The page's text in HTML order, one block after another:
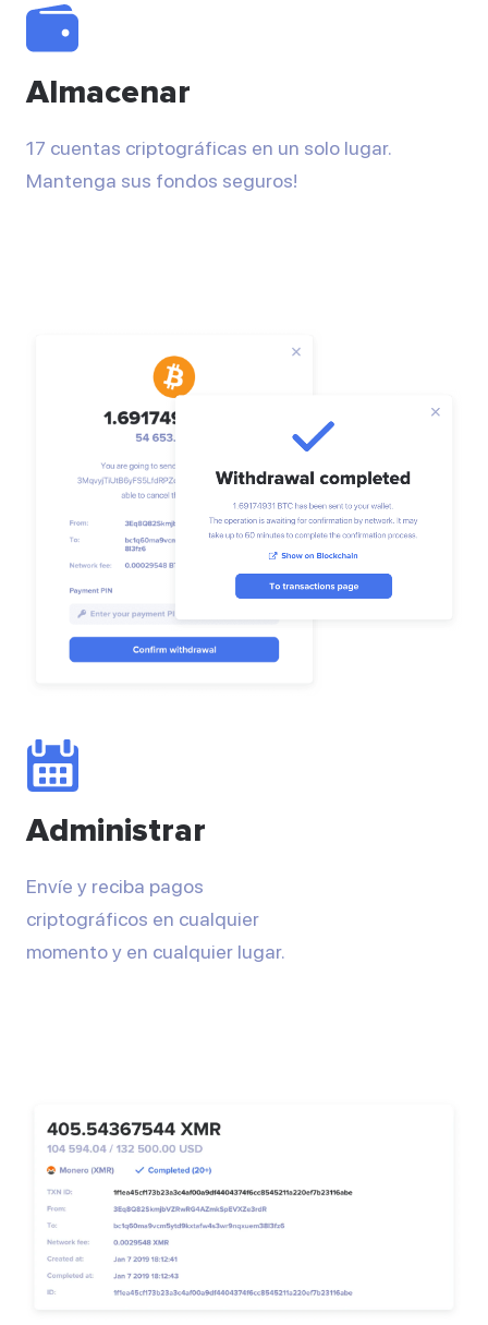
Almacenar
17 cuentas criptográficas en un solo lugar.
Mantenga sus fondos seguros!
Administrar
Envíe y reciba pagos
criptográficos en cualquier
momento y en cualquier lugar.